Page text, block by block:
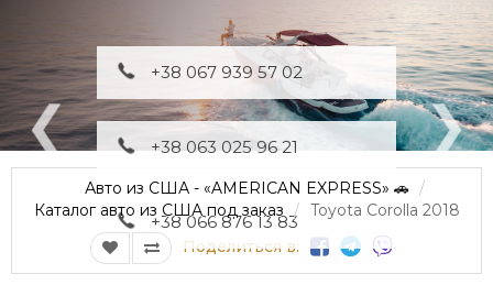
+38 067 939 57 02
+38 063 025 96 21
+38 066 876 13 83
Авто из США - «AMERICAN EXPRESS» 🚗
Каталог авто из США под заказ
Toyota Corolla 2018
Поделиться в: